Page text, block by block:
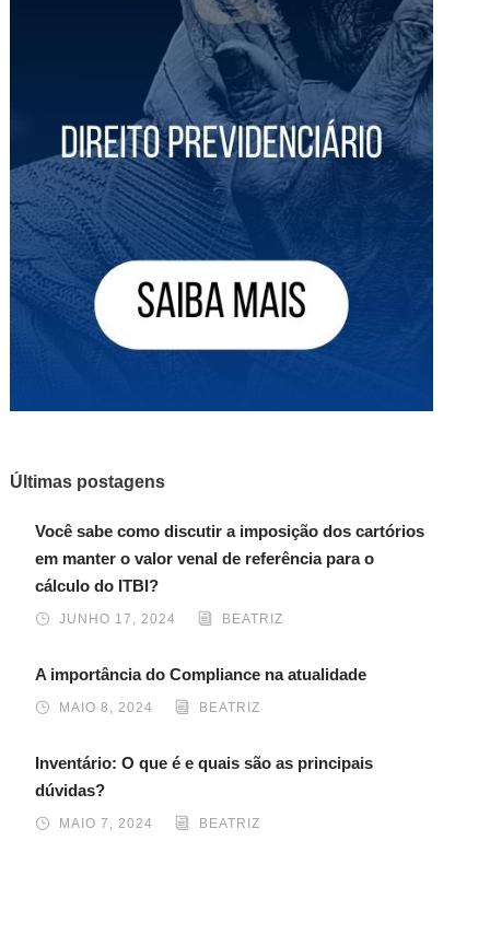
Últimas postagens
Você sabe como discutir a imposição dos cartórios
em manter o valor venal de referência para o
cálculo do ITBI?
JUNHO 17, 2024 BEATRIZ
A importância do Compliance na atualidade
MAIO 8, 2024 BEATRIZ
Inventário: O que é e quais são as principais
dúvidas?
MAIO 7, 2024 BEATRIZ